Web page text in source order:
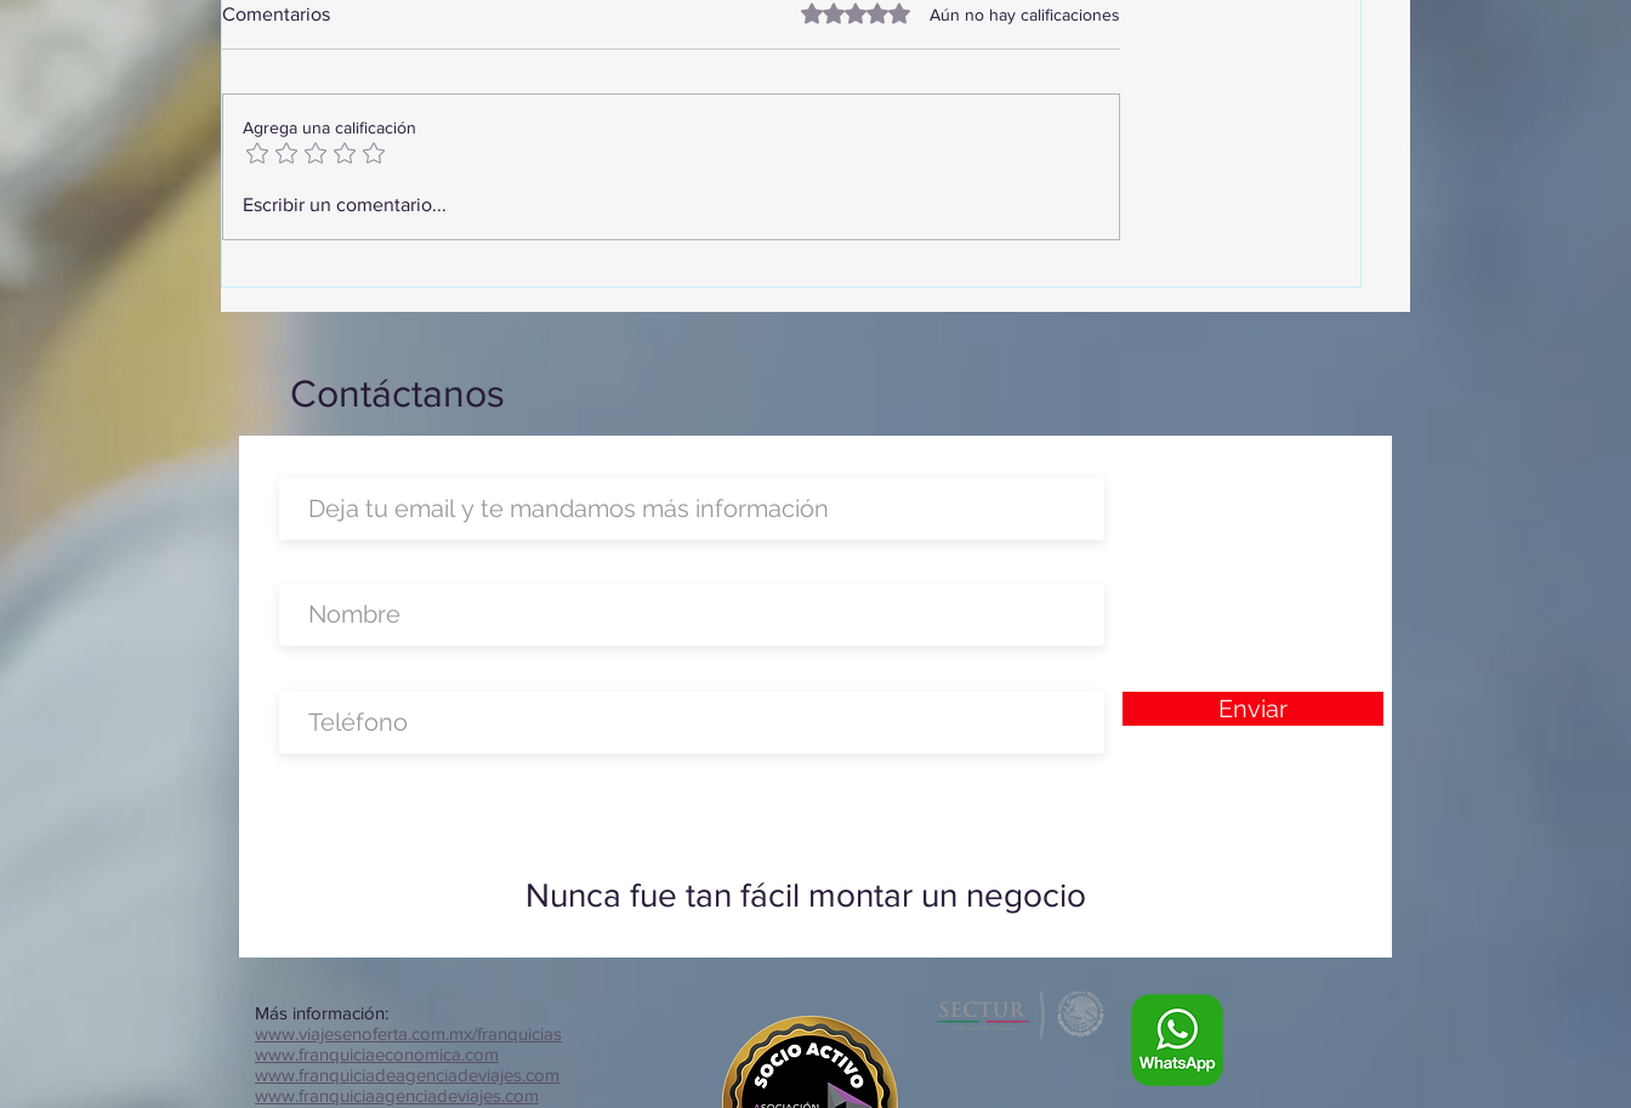
¡Arte, Vino y las Mejores
Acapulco!
Comentarios Obtuvo 0 de 5 estrellas.
Aún no hay calificaciones
Agrega una calificación
Escribir un comentario...
Contáctanos
Enviar
Nunca fue tan fácil montar un negocio
Más información:
www.viajesenoferta.com.mx/franquicias
www.franquiciaeconomica.com
www.franquiciadeagenciadeviajes.com
www.franquiciaagenciadeviajes.com